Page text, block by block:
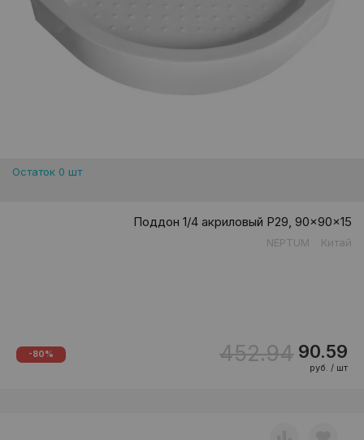
Остаток 0 шт
Поддон 1/4 акриловый P29, 90x90x15
NEPTUM Китай
-80% 452.94 90.59
руб. / шт